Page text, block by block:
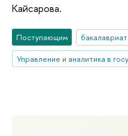
Кайсарова.
Поступающим
бакалавриат